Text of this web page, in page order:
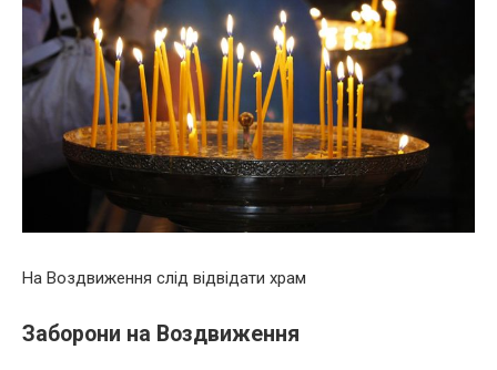
На Воздвиження слід відвідати храм
Заборони на Воздвиження